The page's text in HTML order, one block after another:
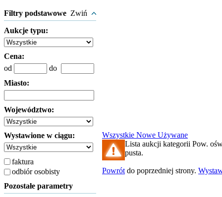
Filtry podstawowe Zwiń
Aukcje typu:
Cena:
od
do
Miasto:
Województwo:
Wystawione w ciągu:
faktura
odbiór osobisty
Pozostałe parametry
Wszystkie Nowe Używane
Lista aukcji kategorii Pow.
pusta.
Powrót do poprzedniej strony.